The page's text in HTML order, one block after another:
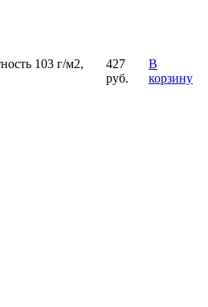
103 г/м2,
427
руб.
В
корзину